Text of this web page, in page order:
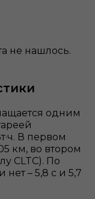
не нашлось.
одним
В первом
км, во втором
CLTC). По
– 5,8 с и 5,7